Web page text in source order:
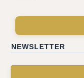
NEWSLETTER